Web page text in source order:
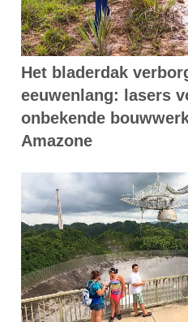
Het bladerdak
eeuwenlang: lasers
onbekende
Amazone